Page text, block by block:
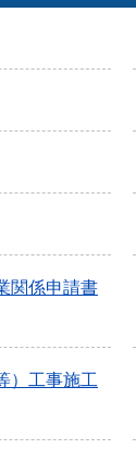
関係申請書
）工事施工